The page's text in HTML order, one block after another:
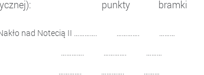
alfabetycznej): punkty bramki
Nakło nad Notecią II …………. …………. ………
I …………. …………. ………
…………. …………. ………